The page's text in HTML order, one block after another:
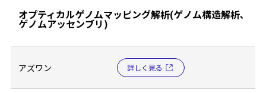
オプティカルゲノムマッピング解析(ゲノム構造解析､
ゲノムアッセンブリ)
アズワン 詳しく見る